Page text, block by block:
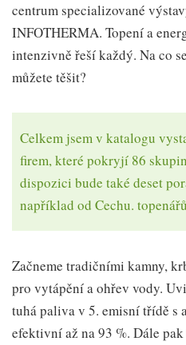
centrum specializované
INFOTHERMA. Topení a
intenzivně řeší každý. Na co
můžete těšit?
Celkem jsem v katalogu
firem, které pokryjí 86
dispozici bude také deset
například od Cechu.
Začneme tradičními kamny,
pro vytápění a ohřev vody.
tuhá paliva v 5. emisní třídě s
efektivní až na 93 %. Dále